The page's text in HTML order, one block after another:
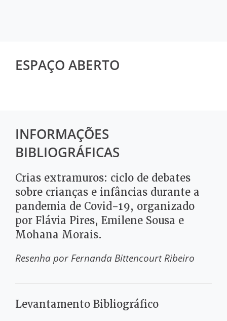
ESPAÇO ABERTO
INFORMAÇÕES
BIBLIOGRÁFICAS
Crias extramuros: ciclo de debates
sobre crianças e infâncias durante a
pandemia de Covid-19, organizado
por Flávia Pires, Emilene Sousa e
Mohana Morais.
Resenha por Fernanda Bittencourt Ribeiro
Levantamento Bibliográfico